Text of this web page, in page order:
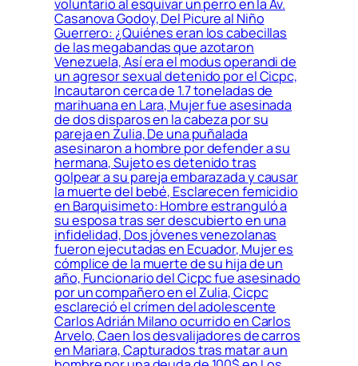
voluntario al esquivar un perro en la Av.
Casanova Godoy, Del Picure al Niño
Guerrero: ¿Quiénes eran los cabecillas
de las megabandas que azotaron
Venezuela, Así era el modus operandi de
un agresor sexual detenido por el Cicpc,
Incautaron cerca de 1.7 toneladas de
marihuana en Lara, Mujer fue asesinada
de dos disparos en la cabeza por su
pareja en Zulia, De una puñalada
asesinaron a hombre por defender a su
hermana, Sujeto es detenido tras
golpear a su pareja embarazada y causar
la muerte del bebé, Esclarecen femicidio
en Barquisimeto: Hombre estranguló a
su esposa tras ser descubierto en una
infidelidad, Dos jóvenes venezolanas
fueron ejecutadas en Ecuador, Mujer es
cómplice de la muerte de su hija de un
año, Funcionario del Cicpc fue asesinado
por un compañero en el Zulia, Cicpc
esclareció el crímen del adolescente
Carlos Adrián Milano ocurrido en Carlos
Arvelo, Caen los desvalijadores de carros
en Mariara, Capturados tras matar a un